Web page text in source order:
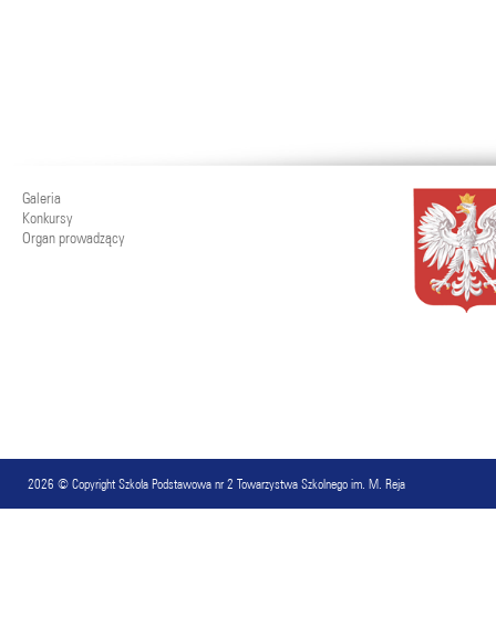
Galeria
Konkursy
Organ prowadzący
2026 © Copyright Szkoła Podstawowa nr 2 Towarzystwa Szkolnego im. M. Reja